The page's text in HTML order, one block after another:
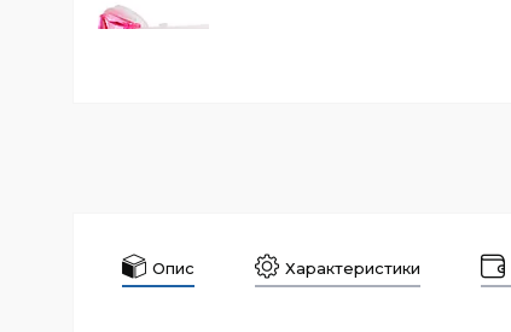
Опис Характеристики